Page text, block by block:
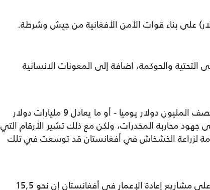
التحتية والحوكمة، اضافة إلى المعونات الانسانية
فقد أنفقت الحكومة الأمريكية ما يعادل مليون ونصف المليون دولار يوميا - أو ما يعادل 9 مليارات دولار
2002 لحد شهر حزيران / يونيو 2019 - على جهود محاربة المخدرات، ولكن مع ذلك تشير الأرقام التي
لزراعة الخشخاش في أفغانستان قد توسعت في تلك
ففي عام 2017، قالت الوكالة المكلفة بالاشراف على مشاريع إعادة الإعمار في أفغانستان إن نحو 15,5